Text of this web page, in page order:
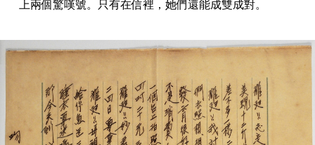
上兩個驚嘆號。只有在信裡，她們還能成雙成對。